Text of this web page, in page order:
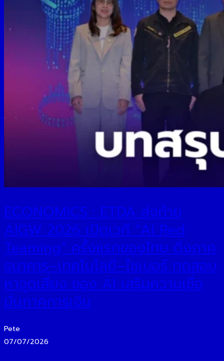
ECONOMICS : ETDA ส่งท้าย
AIGW 2026 เปิดเวที “AI Red
Teaming” ครั้งแรกของไทย ดึงภาค
ธนาคาร–เทคโนโลยี–ไซเบอร์ ทดสอบ
หาจุดเสี่ยง ของ AI เสริมความเชื่อ
มั่นภาคการเงิน
Pete
07/07/2026